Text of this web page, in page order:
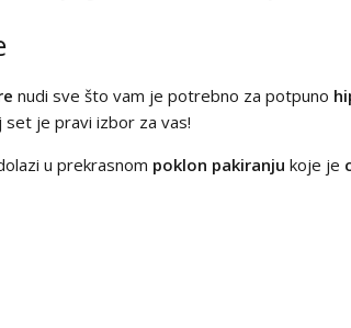
nudi sve što vam je potrebno za potpuno
set je pravi izbor za vas!
u prekrasnom poklon pakiranju koje je